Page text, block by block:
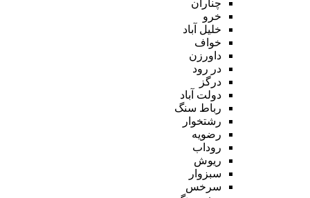
چناران
خرو
خلیل آباد
خواف
داورزن
در رود
درگز
دولت آباد
رباط سنگ
رشتخوار
رضویه
روداب
ریوش
سبزوار
سرخس